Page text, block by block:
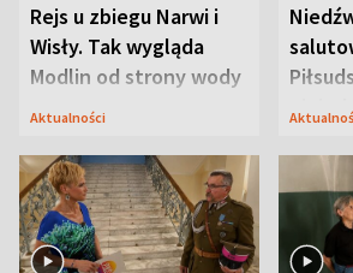
Rejs u zbiegu Narwi i
Wisły. Tak wygląda
Modlin od strony wody
Aktualności